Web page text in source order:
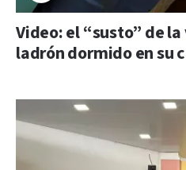
Video: el “susto” de
ladrón dormido en su